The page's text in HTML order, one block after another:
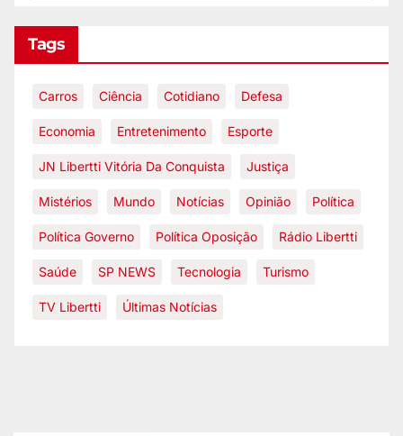
Tags
Carros Ciência Cotidiano Defesa
Economia Entretenimento Esporte
JN Libertti Vitória Da Conquista Justiça
Mistérios Mundo Notícias Opinião Política
Política Governo Política Oposição Rádio Libertti
Saúde SP NEWS Tecnologia Turismo
TV Libertti Últimas Notícias